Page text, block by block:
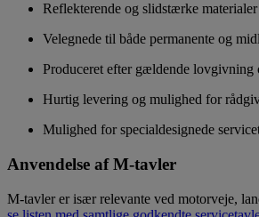
Reflekterende og slidstærke materialer
Velegnede til både permanente og
Produceret efter gældende lovgivning
Hurtig levering og mulighed for
Mulighed for specialdesignede
Anvendelse af M-tavler
M-tavler er især relevante ved motorveje,